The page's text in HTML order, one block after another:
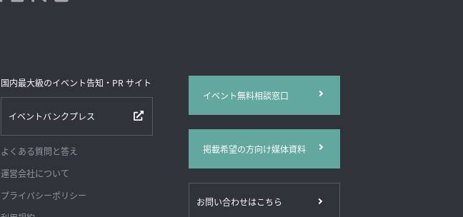
国内最大級のイベント告知・PR サイト
イベントバンクプレス
よくある質問と答え
運営会社について
プライバシーポリシー
イベント無料相談窓口
掲載希望の方向け媒体資料
お問い合わせはこちら